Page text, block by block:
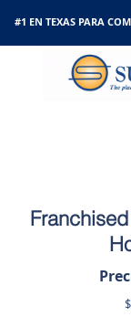
#1 EN TEXAS PARA